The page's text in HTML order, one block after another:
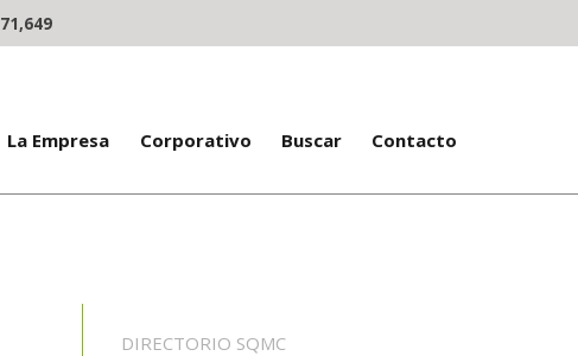
71,649
La Empresa Corporativo Buscar Contacto
DIRECTORIO SQMC